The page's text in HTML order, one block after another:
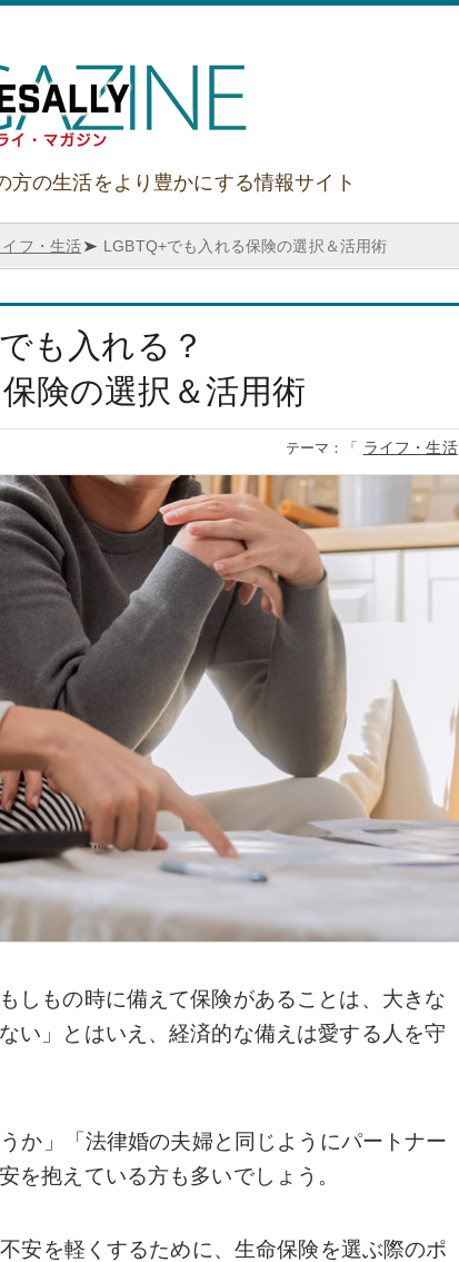
方の生活をより豊かにする情報サイト
イフ・生活 LGBTQ+でも入れる保険の選択＆活用術
も入れる？
険の選択＆活用術
ライフ・生活
しもの時に備えて保険があることは、大きな
い」とはいえ、経済的な備えは愛する人を守
か」「法律婚の夫婦と同じようにパートナー
を抱えている方も多いでしょう。
安を軽くするために、生命保険を選ぶ際のポ